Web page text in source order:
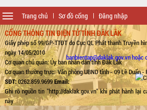
Trang chủ Sơ đồ cổng Đăng nhập
Toggle
navigation
CỔNG THÔNG TIN ĐIỆN TỬ TỈNH ĐẮK LẮK
Giấy phép số 99/GP-TTĐT do Cục QL Phát thanh Truyền
ngày 14/05/2010
Cơ quan chủ quản: Ủy ban nhân dân tỉnh Đắk Lắk
Cơ quan thường trực: Văn phòng UBND tỉnh - 09 Lê Duẩn -
SĐT:0262.859.9699Email:
banbientap@daklak.gov.vn
Ghi rõ nguồn tin "http://daklak.gov.vn" khi phát hành lại
này